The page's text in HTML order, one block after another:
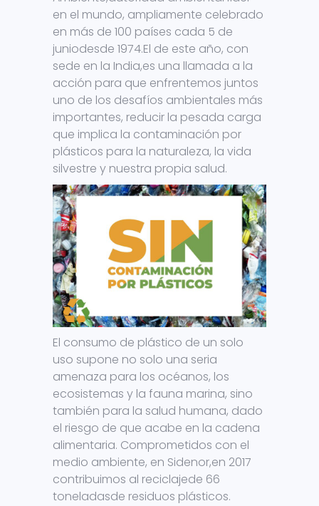
en el mundo, ampliamente celebrado
en más de 100 países cada 5 de
juniodesde 1974.El de este año, con
sede en la India,es una llamada a la
acción para que enfrentemos juntos
uno de los desafíos ambientales más
importantes, reducir la pesada carga
que implica la contaminación por
plásticos para la naturaleza, la vida
silvestre y nuestra propia salud.
El consumo de plástico de un solo
uso supone no solo una seria
amenaza para los océanos, los
ecosistemas y la fauna marina, sino
también para la salud humana, dado
el riesgo de que acabe en la cadena
alimentaria. Comprometidos con el
medio ambiente, en Sidenor,en 2017
contribuimos al reciclajede 66
toneladasde residuos plásticos.